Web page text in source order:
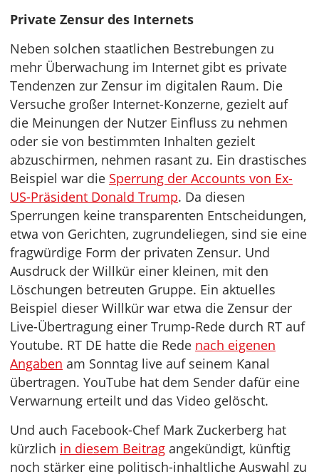
Private Zensur des Internets
Neben solchen staatlichen Bestrebungen zu
mehr Überwachung im Internet gibt es private
Tendenzen zur Zensur im digitalen Raum. Die
Versuche großer Internet-Konzerne, gezielt auf
die Meinungen der Nutzer Einfluss zu nehmen
oder sie von bestimmten Inhalten gezielt
abzuschirmen, nehmen rasant zu. Ein drastisches
Beispiel war die Sperrung der Accounts von Ex-
US-Präsident Donald Trump. Da diesen
Sperrungen keine transparenten Entscheidungen,
etwa von Gerichten, zugrundeliegen, sind sie eine
fragwürdige Form der privaten Zensur. Und
Ausdruck der Willkür einer kleinen, mit den
Löschungen betreuten Gruppe. Ein aktuelles
Beispiel dieser Willkür war etwa die Zensur der
Live-Übertragung einer Trump-Rede durch RT auf
Youtube. RT DE hatte die Rede nach eigenen
Angaben am Sonntag live auf seinem Kanal
übertragen. YouTube hat dem Sender dafür eine
Verwarnung erteilt und das Video gelöscht.
Und auch Facebook-Chef Mark Zuckerberg hat
kürzlich in diesem Beitrag angekündigt, künftig
noch stärker eine politisch-inhaltliche Auswahl zu